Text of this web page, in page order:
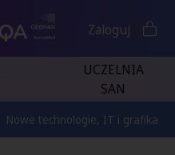
Zaloguj
UCZELNIA
SAN
Nowe technologie, IT i grafika